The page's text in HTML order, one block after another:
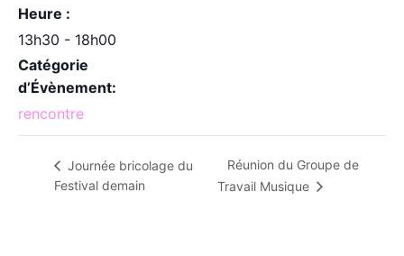
Heure :
13h30 - 18h00
Catégorie
d’Évènement:
rencontre
Journée bricolage du
Festival demain
Réunion du Groupe de
Travail Musique